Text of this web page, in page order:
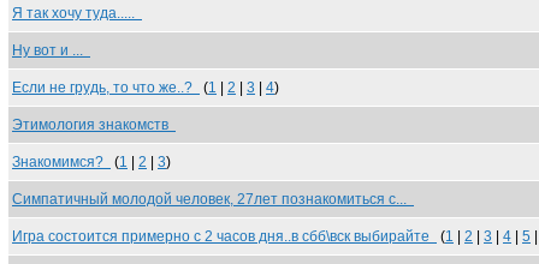
Я так хочу туда.....
Ну вот и ...
Если не грудь, то что же..? (1 2 3 4)
Этимология знакомств
Знакомимся? (1 2 3)
Симпатичный молодой человек, 27лет познакомиться с...
Игра состоится примерно с 2 часов дня..в сбб\вск выбирайте (1 2 3 4 5